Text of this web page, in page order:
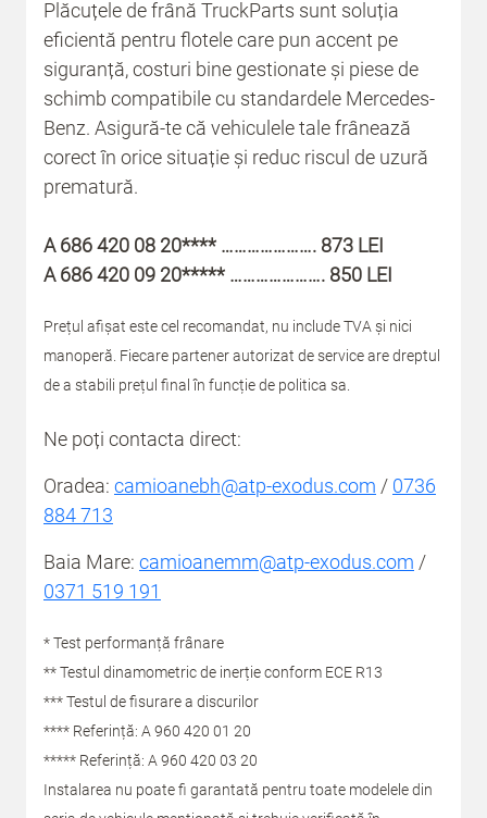
Plăcuțele de frână TruckParts sunt soluția
eficientă pentru flotele care pun accent pe
siguranță, costuri bine gestionate și piese de
schimb compatibile cu standardele Mercedes-
Benz. Asigură-te că vehiculele tale frânează
corect în orice situație și reduc riscul de uzură
prematură.
A 686 420 08 20**** …………………. 873 LEI
A 686 420 09 20***** …………………. 850 LEI
Prețul afișat este cel recomandat, nu include TVA și nici
manoperă. Fiecare partener autorizat de service are dreptul
de a stabili prețul final în funcție de politica sa.
Ne poți contacta direct:
Oradea: camioanebh@atp-exodus.com / 0736
884 713
Baia Mare: camioanemm@atp-exodus.com /
0371 519 191
* Test performanță frânare
** Testul dinamometric de inerție conform ECE R13
*** Testul de fisurare a discurilor
**** Referință: A 960 420 01 20
***** Referință: A 960 420 03 20
Instalarea nu poate fi garantată pentru toate modelele din